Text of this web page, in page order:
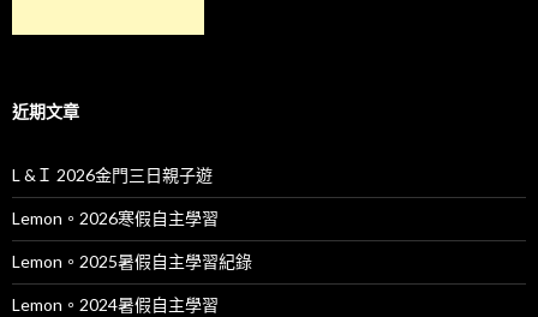
近期文章
L &Ｉ 2026金門三日親子遊
Lemon。2026寒假自主學習
Lemon。2025暑假自主學習紀錄
Lemon。2024暑假自主學習